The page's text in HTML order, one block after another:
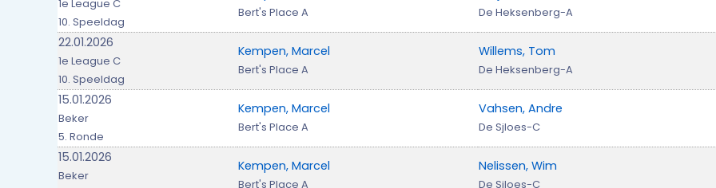
1e League C
10. Speeldag
Bert's Place A De Heksenberg-A
22.01.2026
1e League C
10. Speeldag
Kempen, Marcel
Bert's Place A
Willems, Tom
De Heksenberg-A
15.01.2026
Beker
5. Ronde
Kempen, Marcel
Bert's Place A
Vahsen, Andre
De Sjloes-C
15.01.2026
Beker
Kempen, Marcel
Bert's Place A
Nelissen, Wim
De Sjloes-C